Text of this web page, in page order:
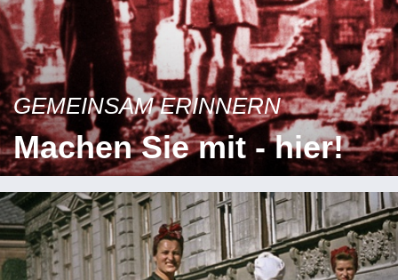
GEMEINSAM ERINNERN
Machen Sie mit - hier!